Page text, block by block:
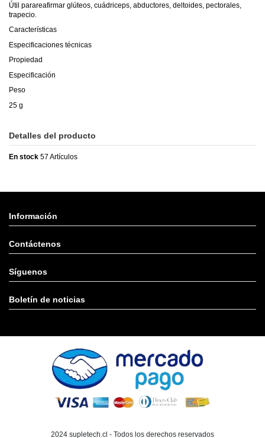
Útil parareafirmar glúteos, cuádriceps, abductores, deltoides, pectorales,
trapecio.
Características
Especificaciones técnicas
Propiedad
Especificación
Peso
25 g
Detalles del producto
En stock 57 Artículos
Información
Contáctenos
Síguenos
Boletín de noticias
2024 supletech.cl - Todos los derechos reservados